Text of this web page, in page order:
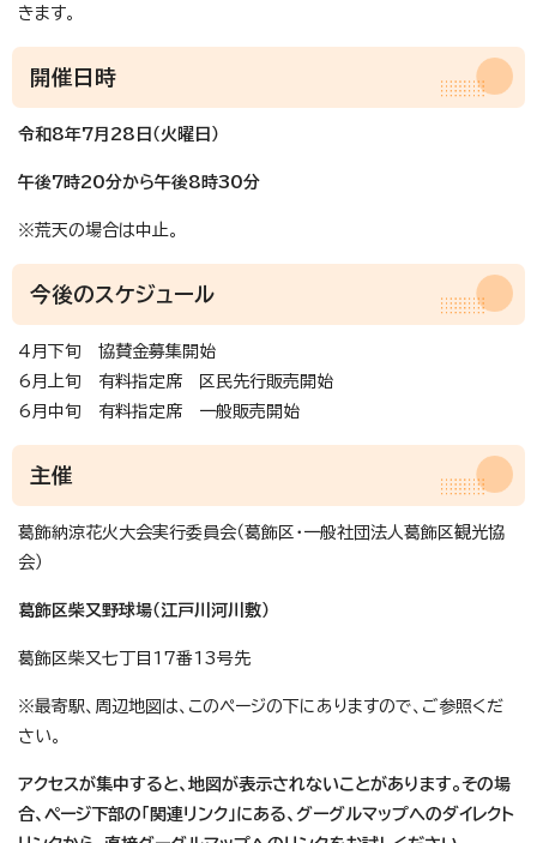
きます。
開催日時
令和8年7月28日（火曜日）
午後7時20分から午後8時30分
※荒天の場合は中止。
今後のスケジュール
4月下旬 協賛金募集開始
6月上旬 有料指定席 区民先行販売開始
6月中旬 有料指定席 一般販売開始
主催
葛飾納涼花火大会実行委員会（葛飾区・一般社団法人葛飾区観光協
会）
葛飾区柴又野球場（江戸川河川敷）
葛飾区柴又七丁目17番13号先
※最寄駅、周辺地図は、このページの下にありますので、ご参照くだ
さい。
アクセスが集中すると、地図が表示されないことがあります。その場
合、ページ下部の「関連リンク」にある、グーグルマップへのダイレクト